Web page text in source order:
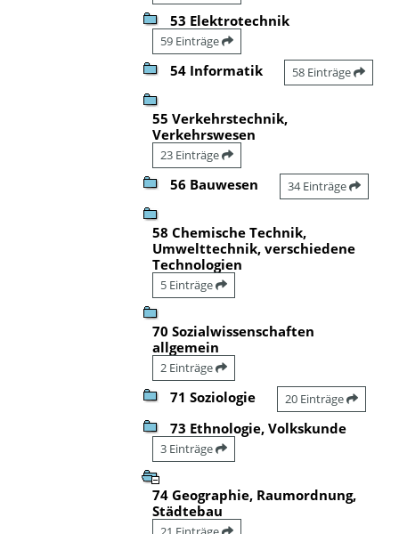
53 Elektrotechnik
59 Einträge
54 Informatik 58 Einträge
55 Verkehrstechnik,
Verkehrswesen
23 Einträge
56 Bauwesen 34 Einträge
58 Chemische Technik,
Umwelttechnik, verschiedene
Technologien
5 Einträge
70 Sozialwissenschaften
allgemein
2 Einträge
71 Soziologie 20 Einträge
73 Ethnologie, Volkskunde
3 Einträge
74 Geographie, Raumordnung,
Städtebau